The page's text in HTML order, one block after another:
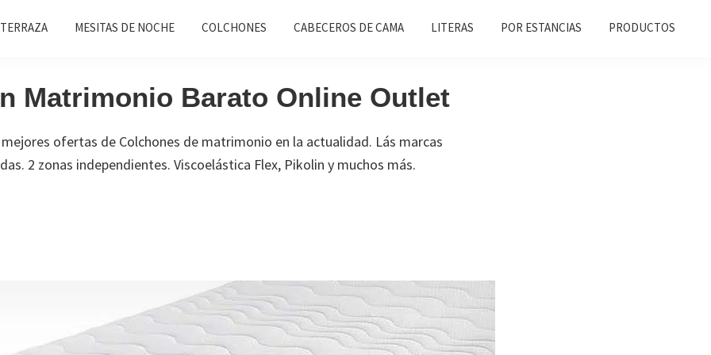
MESITAS DE NOCHE COLCHONES CABECEROS DE CAMA LITERAS POR ESTANCIAS PRODUCTOS
Matrimonio Barato Online Outlet
ofertas de Colchones de matrimonio en la actualidad. Lás marcas
2 zonas independientes. Viscoelástica Flex, Pikolin y muchos más.